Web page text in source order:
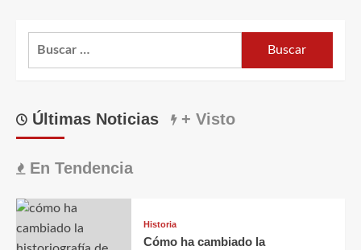
Últimas Noticias + Visto
En Tendencia
Historia
Cómo ha cambiado la